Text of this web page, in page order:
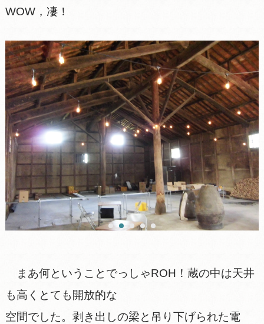
WOW，凄！
まあ何ということでっしゃROH！蔵の中は天井
も高くとても開放的な
空間でした。剥き出しの梁と吊り下げられた電